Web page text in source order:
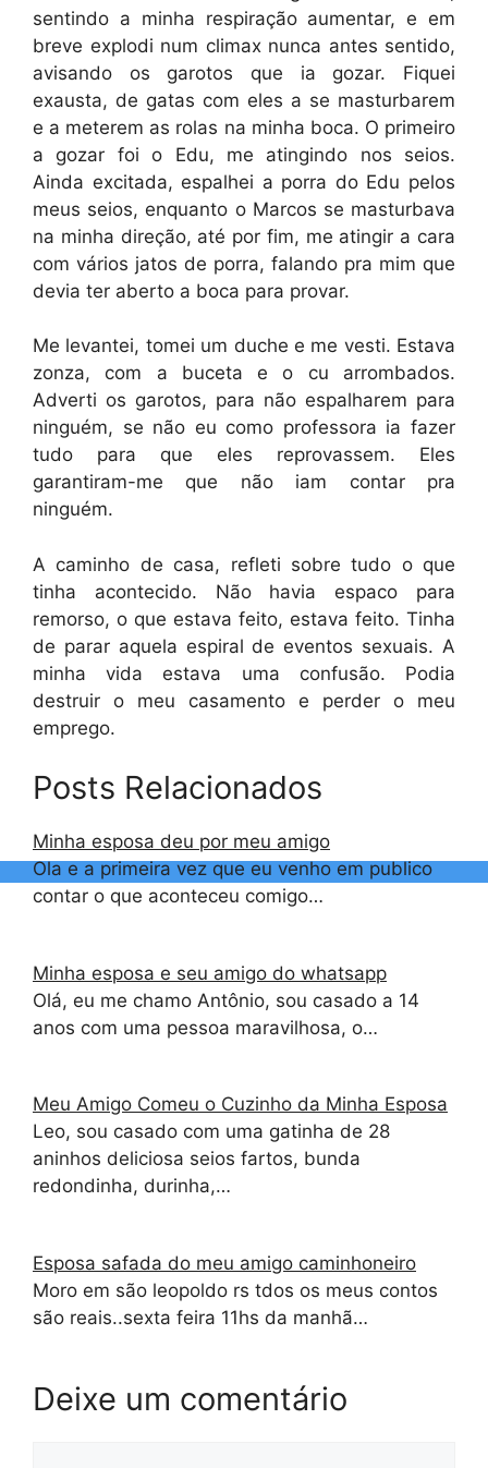
sentindo a minha respiração aumentar, e em
breve explodi num climax nunca antes sentido,
avisando os garotos que ia gozar. Fiquei
exausta, de gatas com eles a se masturbarem
e a meterem as rolas na minha boca. O primeiro
a gozar foi o Edu, me atingindo nos seios.
Ainda excitada, espalhei a porra do Edu pelos
meus seios, enquanto o Marcos se masturbava
na minha direção, até por fim, me atingir a cara
com vários jatos de porra, falando pra mim que
devia ter aberto a boca para provar.
Me levantei, tomei um duche e me vesti. Estava
zonza, com a buceta e o cu arrombados.
Adverti os garotos, para não espalharem para
ninguém, se não eu como professora ia fazer
tudo para que eles reprovassem. Eles
garantiram-me que não iam contar pra
ninguém.
A caminho de casa, refleti sobre tudo o que
tinha acontecido. Não havia espaco para
remorso, o que estava feito, estava feito. Tinha
de parar aquela espiral de eventos sexuais. A
minha vida estava uma confusão. Podia
destruir o meu casamento e perder o meu
emprego.
Posts Relacionados
Minha esposa deu por meu amigo
Ola e a primeira vez que eu venho em publico
contar o que aconteceu comigo…
Minha esposa e seu amigo do whatsapp
Olá, eu me chamo Antônio, sou casado a 14
anos com uma pessoa maravilhosa, o…
Meu Amigo Comeu o Cuzinho da Minha Esposa
Leo, sou casado com uma gatinha de 28
aninhos deliciosa seios fartos, bunda
redondinha, durinha,…
Esposa safada do meu amigo caminhoneiro
Moro em são leopoldo rs tdos os meus contos
são reais..sexta feira 11hs da manhã…
Deixe um comentário